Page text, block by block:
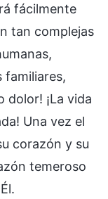
fácilmente
tan complejas
familiares,
dolor! ¡La vida
Una vez el
corazón y su
temeroso